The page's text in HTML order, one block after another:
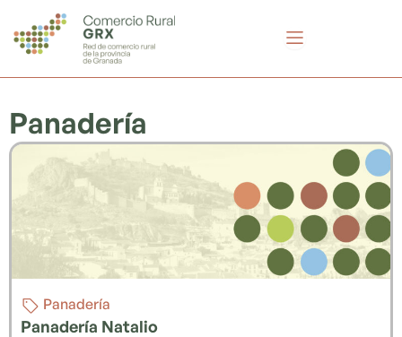
contenido
Panadería
Panadería
Panadería Natalio